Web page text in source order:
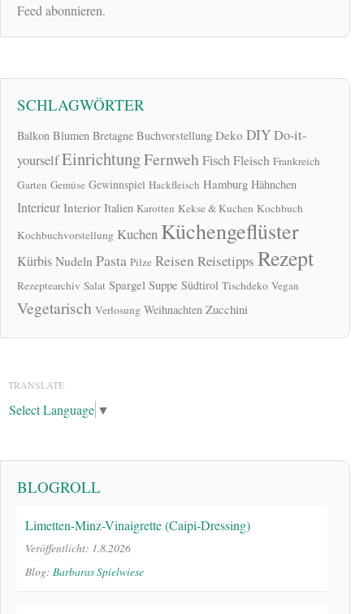
Feed abonnieren.
SCHLAGWÖRTER
Balkon Blumen Bretagne Buchvorstellung Deko DIYDo-it-
yourselfEinrichtungFernwehFischFleisch Frankreich
Garten Gemüse Gewinnspiel Hackfleisch Hamburg Hähnchen
Interieur Interior Italien Karotten Kekse & Kuchen Kochbuch
Kochbuchvorstellung Kuchen Küchengeflüster
KürbisNudeln Pasta Pilze Reisen Reisetipps Rezept
Rezeptearchiv Salat Spargel Suppe Südtirol Tischdeko Vegan
Vegetarisch Verlosung Weihnachten Zucchini
TRANSLATE
Select Language ▼
BLOGROLL
Limetten-Minz-Vinaigrette (Caipi-Dressing)
Veröffentlicht: 1.8.2026
Blog: Barbaras Spielwiese